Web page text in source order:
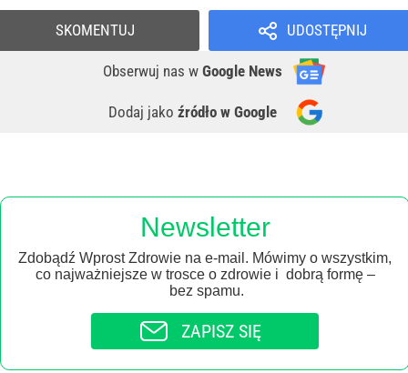
UDOSTĘPNIJ
Obserwuj nas w Google News
Dodaj jako źródło w Google
SKOMENTUJ
Newsletter
Zdobądź Wprost Zdrowie na e-mail. Mówimy o wszystkim,
co najważniejsze w trosce o zdrowie i dobrą formę –
bez spamu.
ZAPISZ SIĘ